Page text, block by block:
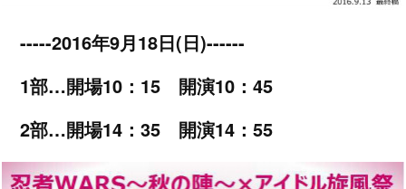
-----2016年9月18日(日)------
1部…開場10：15 開演10：45
2部…開場14：35 開演14：55